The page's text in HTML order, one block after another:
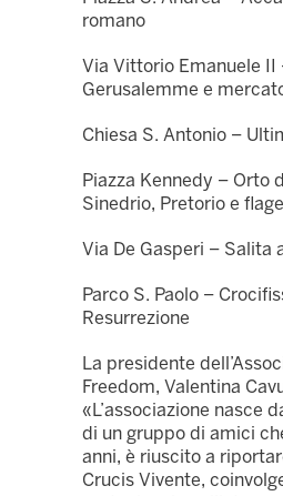
romano
Via Vittorio Emanuele II
Gerusalemme e
Chiesa S. Antonio –
Piazza Kennedy – Orto
Sinedrio, Pretorio e
Via De Gasperi – Salita
Parco S. Paolo –
Resurrezione
La presidente
Freedom, Valentina
«L’associazione nasce
di un gruppo di amici
anni, è riuscito a
Crucis Vivente,